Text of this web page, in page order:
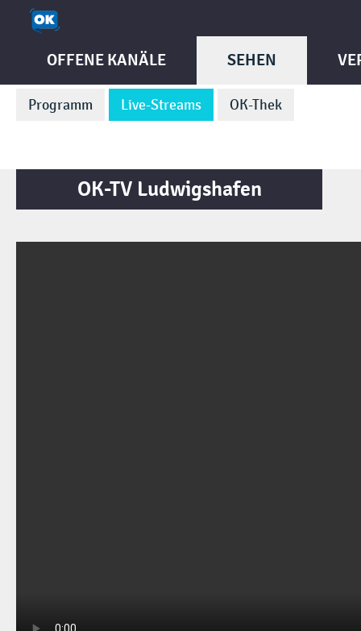
OFFENE KANÄLE SEHEN
Programm Live-Streams OK-Thek
OK-TV Ludwigshafen